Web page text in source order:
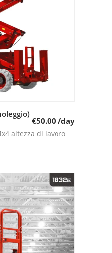
€50.00 /day
altezza di lavoro